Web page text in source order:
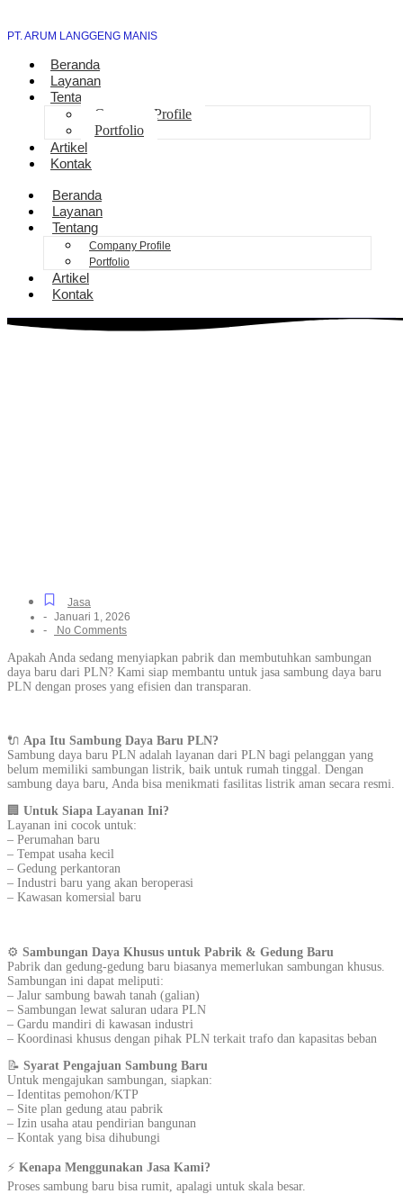
PT. ARUM LANGGENG MANIS
Beranda
Layanan
Tentang
Company Profile
Portfolio
Artikel
Kontak
Beranda
Layanan
Tentang
Company Profile
Portfolio
Artikel
Kontak
Jasa
- Januari 1, 2026
- No Comments
Apakah Anda sedang menyiapkan pabrik dan membutuhkan sambungan
daya baru dari PLN? Kami siap membantu untuk jasa sambung daya baru
PLN dengan proses yang efisien dan transparan.
🔌 Apa Itu Sambung Daya Baru PLN?
Sambung daya baru PLN adalah layanan dari PLN bagi pelanggan yang
belum memiliki sambungan listrik, baik untuk rumah tinggal. Dengan
sambung daya baru, Anda bisa menikmati fasilitas listrik aman secara resmi.
🏢 Untuk Siapa Layanan Ini?
Layanan ini cocok untuk:
– Perumahan baru
– Tempat usaha kecil
– Gedung perkantoran
– Industri baru yang akan beroperasi
– Kawasan komersial baru
⚙️ Sambungan Daya Khusus untuk Pabrik & Gedung Baru
Pabrik dan gedung-gedung baru biasanya memerlukan sambungan khusus.
Sambungan ini dapat meliputi:
– Jalur sambung bawah tanah (galian)
– Sambungan lewat saluran udara PLN
– Gardu mandiri di kawasan industri
– Koordinasi khusus dengan pihak PLN terkait trafo dan kapasitas beban
📝 Syarat Pengajuan Sambung Baru
Untuk mengajukan sambungan, siapkan:
– Identitas pemohon/KTP
– Site plan gedung atau pabrik
– Izin usaha atau pendirian bangunan
– Kontak yang bisa dihubungi
⚡ Kenapa Menggunakan Jasa Kami?
Proses sambung baru bisa rumit, apalagi untuk skala besar.